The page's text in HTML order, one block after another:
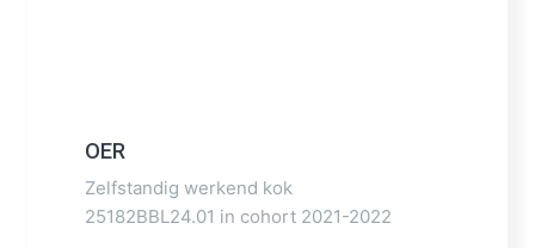
OER
Zelfstandig werkend kok
25182BBL24.01 in cohort 2021-2022